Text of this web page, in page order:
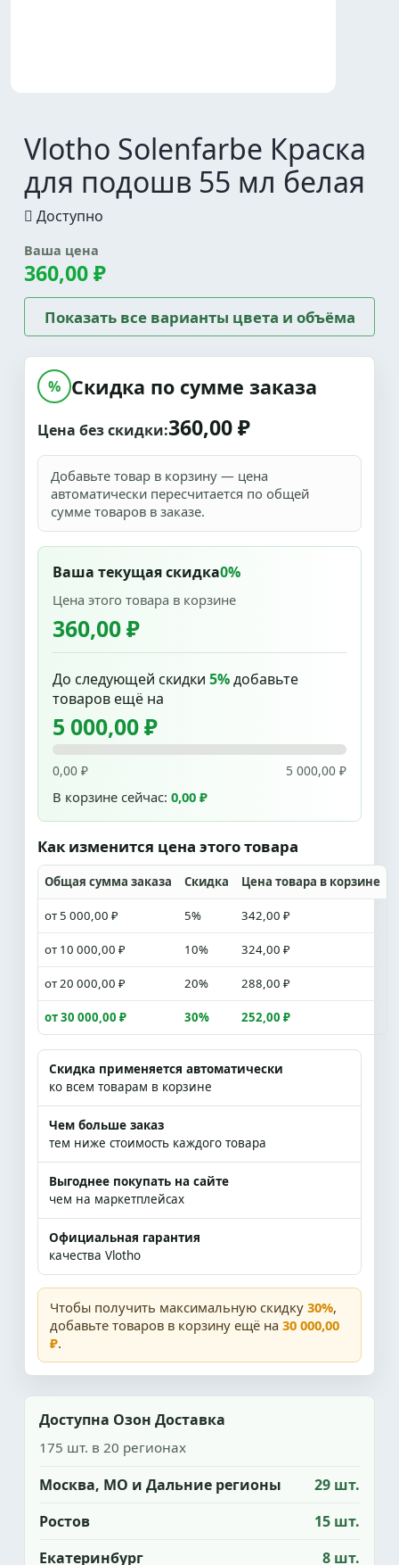
Vlotho Solenfarbe Краска
для подошв 55 мл белая
Доступно
Ваша цена
360,00 ₽
Показать все варианты цвета и объёма
% Скидка по сумме заказа
Цена без скидки:360,00 ₽
Добавьте товар в корзину — цена
автоматически пересчитается по общей
сумме товаров в заказе.
Ваша текущая скидка0%
Цена этого товара в корзине
360,00 ₽
До следующей скидки 5%добавьте
товаров ещё на
5 000,00 ₽
0,00 ₽ 5 000,00 ₽
В корзине сейчас: 0,00 ₽
Как изменится цена этого товара
Общая сумма заказа Скидка Цена товара в корзине
от 5 000,00 ₽ 5% 342,00 ₽
от 10 000,00 ₽ 10% 324,00 ₽
от 20 000,00 ₽ 20% 288,00 ₽
от 30 000,00 ₽ 30% 252,00 ₽
Скидка применяется автоматически
ко всем товарам в корзине
Чем больше заказ
тем ниже стоимость каждого товара
Выгоднее покупать на сайте
чем на маркетплейсах
Официальная гарантия
качества Vlotho
Чтобы получить максимальную скидку 30%,
добавьте товаров в корзину ещё на 30 000,00
₽.
Доступна Озон Доставка
175 шт. в 20 регионах
Москва, МО и Дальние регионы
29 шт.
Ростов
15 шт.
Екатеринбург
8 шт.